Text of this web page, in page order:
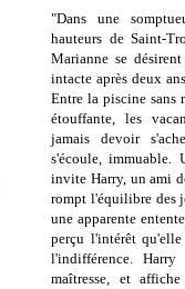
"Dans une
hauteurs de Saint-
Marianne se
intacte après deux
Entre la piscine sans
étouffante, les
jamais devoir
s'écoule, immuable.
invite Harry, un ami
rompt l'équilibre des
une apparente
perçu l'intérêt
l'indifférence.
maîtresse, et